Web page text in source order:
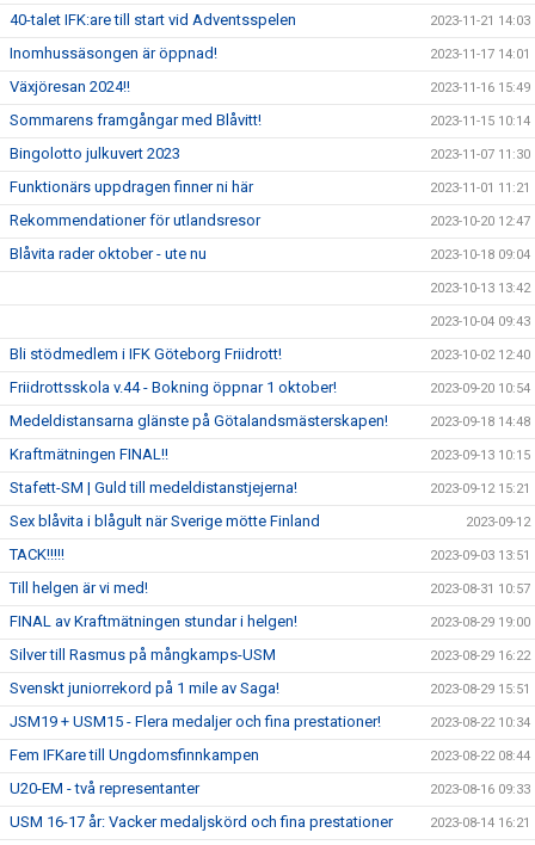
40-talet IFK:are till start vid Adventsspelen 2023-11-21 14:03
Inomhussäsongen är öppnad! 2023-11-17 14:01
Växjöresan 2024!! 2023-11-16 15:49
Sommarens framgångar med Blåvitt! 2023-11-15 10:14
Bingolotto julkuvert 2023 2023-11-07 11:30
Funktionärs uppdragen finner ni här 2023-11-01 11:21
Rekommendationer för utlandsresor 2023-10-20 12:47
Blåvita rader oktober - ute nu 2023-10-18 09:04
2023-10-13 13:42
2023-10-04 09:43
Bli stödmedlem i IFK Göteborg Friidrott! 2023-10-02 12:40
Friidrottsskola v.44 - Bokning öppnar 1 oktober! 2023-09-20 10:54
Medeldistansarna glänste på Götalandsmästerskapen! 2023-09-18 14:48
Kraftmätningen FINAL!! 2023-09-13 10:15
Stafett-SM | Guld till medeldistanstjejerna! 2023-09-12 15:21
Sex blåvita i blågult när Sverige mötte Finland 2023-09-12
TACK!!!!! 2023-09-03 13:51
Till helgen är vi med! 2023-08-31 10:57
FINAL av Kraftmätningen stundar i helgen! 2023-08-29 19:00
Silver till Rasmus på mångkamps-USM 2023-08-29 16:22
Svenskt juniorrekord på 1 mile av Saga! 2023-08-29 15:51
JSM19 + USM15 - Flera medaljer och fina prestationer! 2023-08-22 10:34
Fem IFKare till Ungdomsfinnkampen 2023-08-22 08:44
U20-EM - två representanter 2023-08-16 09:33
USM 16-17 år: Vacker medaljskörd och fina prestationer 2023-08-14 16:21